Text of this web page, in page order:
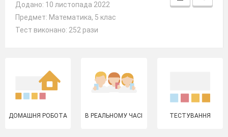
Додано: 10 листопада 2022
Предмет: Математика, 5 клас
Тест виконано: 252 рази
ДОМАШНЯ РОБОТА В РЕАЛЬНОМУ ЧАСІ ТЕСТУВАННЯ